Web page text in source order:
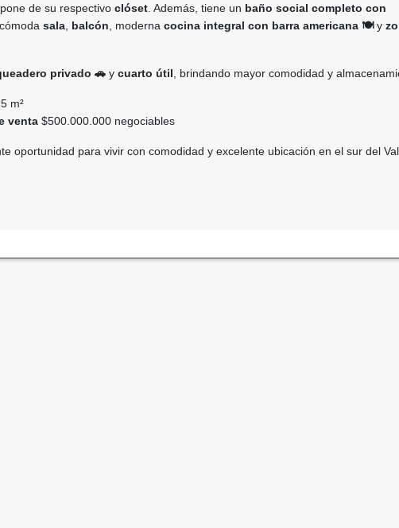
de su respectivo clóset . Además, tiene un baño social completo con
, cómoda sala balcón , moderna cocina integral con barra americana 🍽️y
privado 🚗 y cuarto útil , brindando mayor comodidad y
m²
venta $500.000.000 negociables
oportunidad para vivir con comodidad y excelente ubicación en el sur del